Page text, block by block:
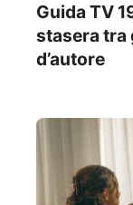
Guida TV
stasera tra
d’autore